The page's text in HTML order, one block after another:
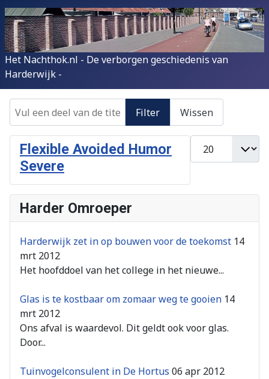
Het Nachthok.nl - De verborgen geschiedenis van
Harderwijk -
Filter Wissen
Flexible Avoided Humor
Severe
Harder Omroeper
Harderwijk zet in op bouwen voor de toekomst 14
mrt 2012
Het hoofddoel van het college in het nieuwe...
Glas is te kostbaar om zomaar weg te gooien 14
mrt 2012
Ons afval is waardevol. Dit geldt ook voor glas.
Door...
Tuinvogelconsulent in De Hortus 06 apr 2012